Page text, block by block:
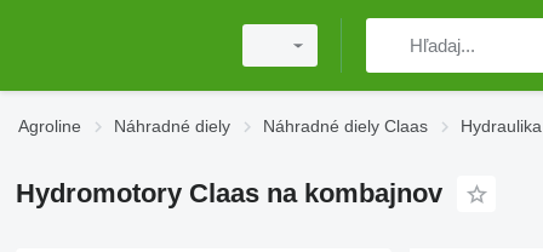
Agroline Náhradné diely Náhradné diely Claas
Hydromotory Claas na kombajnov